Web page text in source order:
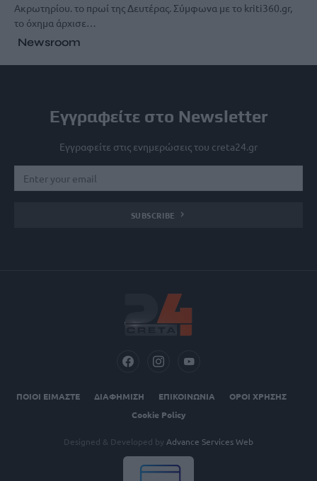
Ακρωτηρίου. το πρωί της Δευτέρας. Σύμφωνα με το kriti360.gr,
το όχημα άρχισε…
Newsroom
Εγγραφείτε στο Newsletter
Εγγραφείτε στις ενημερώσεις του creta24.gr
SUBSCRIBE
ΠΟΙΟΙ ΕΙΜΑΣΤΕ ΔΙΑΦΗΜΙΣΗ ΕΠΙΚΟΙΝΩΝΙΑ
ΟΡΟΙ ΧΡΗΣΗΣ
Cookie Policy
Designed & Developed by Advance Services Web